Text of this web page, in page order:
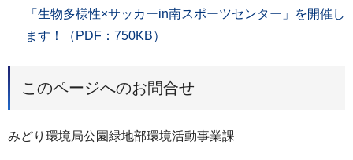
「生物多様性×サッカーin南スポーツセンター」を開催し
ます！（PDF：750KB）
このページへのお問合せ
みどり環境局公園緑地部環境活動事業課